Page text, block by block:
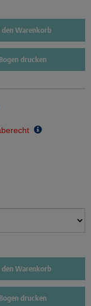
den Warenkorb
Bogen drucken
den Warenkorb
Bogen drucken